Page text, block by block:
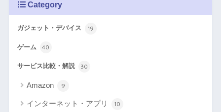
Category
ガジェット・デバイス 19
ゲーム 40
サービス比較・解説 30
Amazon 9
インターネット・アプリ 10